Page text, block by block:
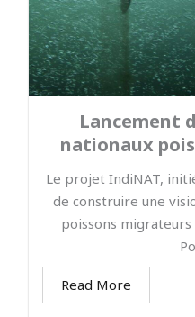
Lancement
nationaux
Le projet IndiNAT,
de construire une
poissons migrateurs
Read More